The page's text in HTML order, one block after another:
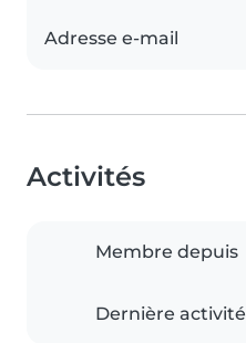
Adresse e-mail
Activités
Membre depuis
Dernière activité